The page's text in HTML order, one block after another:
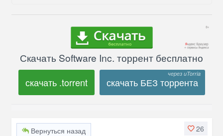
Скачать Software Inc. торрент бесплатно
скачать .torrent скачать БЕЗ торрента
26
Вернуться назад